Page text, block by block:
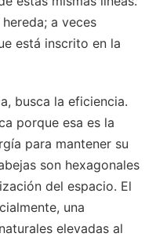
a veces
está inscrito en la
busca la eficiencia.
porque esa es la
para mantener su
son hexagonales
del espacio. El
una
elevadas al